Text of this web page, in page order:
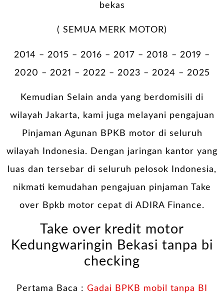
bekas
( SEMUA MERK MOTOR)
2014 – 2015 – 2016 – 2017 – 2018 – 2019 –
2020 – 2021 – 2022 – 2023 – 2024 – 2025
Kemudian Selain anda yang berdomisili di
wilayah Jakarta, kami juga melayani pengajuan
Pinjaman Agunan BPKB motor di seluruh
wilayah Indonesia. Dengan jaringan kantor yang
luas dan tersebar di seluruh pelosok Indonesia,
nikmati kemudahan pengajuan pinjaman Take
over Bpkb motor cepat di ADIRA Finance.
Take over kredit motor
Kedungwaringin Bekasi tanpa bi
checking
Pertama Baca : Gadai BPKB mobil tanpa BI